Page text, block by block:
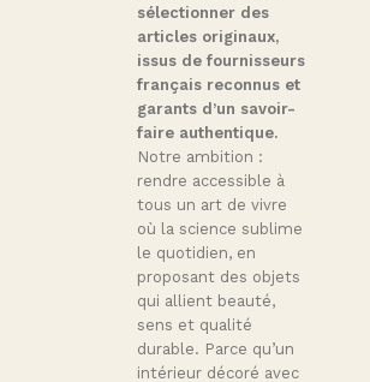
sélectionner des
articles originaux,
issus de fournisseurs
français reconnus et
garants d’un savoir-
faire authentique.
Notre ambition :
rendre accessible à
tous un art de vivre
où la science sublime
le quotidien, en
proposant des objets
qui allient beauté,
sens et qualité
durable. Parce qu’un
intérieur décoré avec